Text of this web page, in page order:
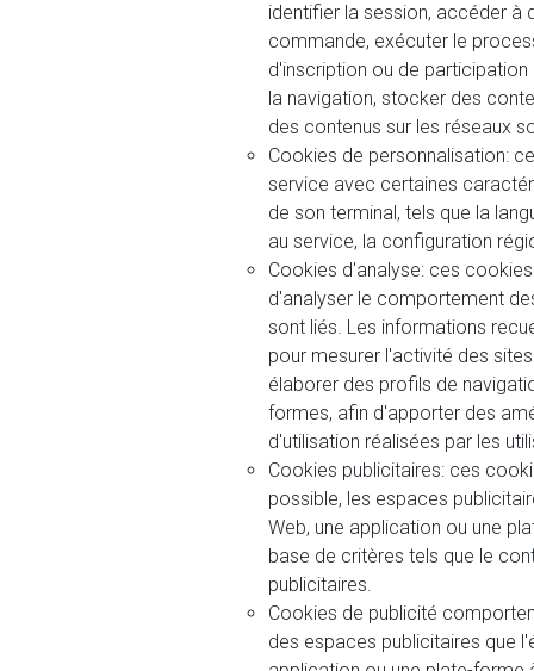
identifier la session, accéder à
commande, exécuter le
d'inscription ou de
la navigation, stocker des
des contenus sur les réseaux
Cookies de personnalisation:
service avec certaines
de son terminal, tels que la
au service, la configuration
Cookies d'analyse: ces
d'analyser le comportement
sont liés. Les informations
pour mesurer l'activité des
élaborer des profils de
formes, afin d'apporter des
d'utilisation réalisées par les
Cookies publicitaires: ces
possible, les espaces
Web, une application ou une
base de critères tels que le
publicitaires.
Cookies de publicité
des espaces publicitaires que